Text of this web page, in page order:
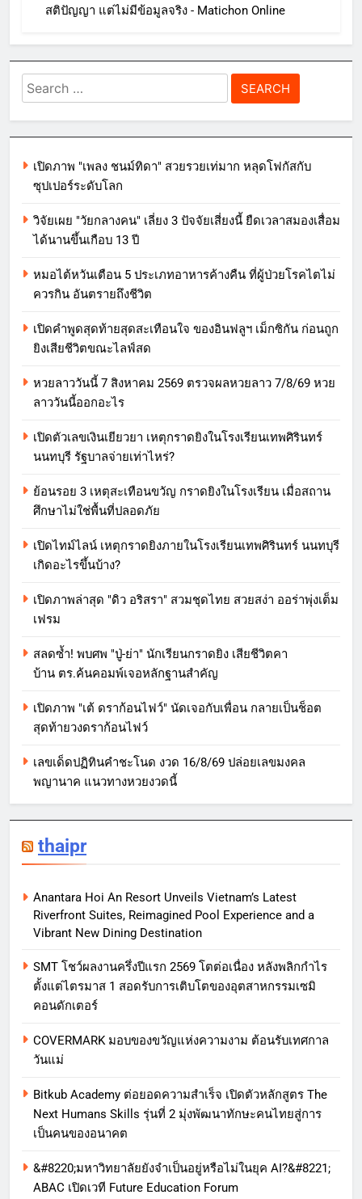
สติปัญญา แต่ไม่มีข้อมูลจริง - Matichon Online
Search
for:
เปิดภาพ "เพลง ชนม์ทิดา" สวยรวยเท่มาก หลุดโฟกัสกับ
ซุปเปอร์ระดับโลก
วิจัยเผย "วัยกลางคน" เลี่ยง 3 ปัจจัยเสี่ยงนี้ ยืดเวลาสมองเสื่อม
ได้นานขึ้นเกือบ 13 ปี
หมอไต้หวันเตือน 5 ประเภทอาหารค้างคืน ที่ผู้ป่วยโรคไตไม่
ควรกิน อันตรายถึงชีวิต
เปิดคำพูดสุดท้ายสุดสะเทือนใจ ของอินฟลูฯ เม็กซิกัน ก่อนถูก
ยิงเสียชีวิตขณะไลฟ์สด
หวยลาววันนี้ 7 สิงหาคม 2569 ตรวจผลหวยลาว 7/8/69 หวย
ลาววันนี้ออกอะไร
เปิดตัวเลขเงินเยียวยา เหตุกราดยิงในโรงเรียนเทพศิรินทร์
นนทบุรี รัฐบาลจ่ายเท่าไหร่?
ย้อนรอย 3 เหตุสะเทือนขวัญ กราดยิงในโรงเรียน เมื่อสถาน
ศึกษาไม่ใช่พื้นที่ปลอดภัย
เปิดไทม์ไลน์ เหตุกราดยิงภายในโรงเรียนเทพศิรินทร์ นนทบุรี
เกิดอะไรขึ้นบ้าง?
เปิดภาพล่าสุด "ดิว อริสรา" สวมชุดไทย สวยสง่า ออร่าพุ่งเต็ม
เฟรม
สลดซ้ำ! พบศพ "ปู่-ย่า" นักเรียนกราดยิง เสียชีวิตคา
บ้าน ตร.ค้นคอมพ์เจอหลักฐานสำคัญ
เปิดภาพ "เต้ ดราก้อนไฟว์" นัดเจอกับเพื่อน กลายเป็นช็อต
สุดท้ายวงดราก้อนไฟว์
เลขเด็ดปฏิทินคำชะโนด งวด 16/8/69 ปล่อยเลขมงคล
พญานาค แนวทางหวยงวดนี้
thaipr
Anantara Hoi An Resort Unveils Vietnam’s Latest
Riverfront Suites, Reimagined Pool Experience and a
Vibrant New Dining Destination
SMT โชว์ผลงานครึ่งปีแรก 2569 โตต่อเนื่อง หลังพลิกกำไร
ตั้งแต่ไตรมาส 1 สอดรับการเติบโตของอุตสาหกรรมเซมิ
คอนดักเตอร์
COVERMARK มอบของขวัญแห่งความงาม ต้อนรับเทศกาล
วันแม่
Bitkub Academy ต่อยอดความสำเร็จ เปิดตัวหลักสูตร The
Next Humans Skills รุ่นที่ 2 มุ่งพัฒนาทักษะคนไทยสู่การ
เป็นคนของอนาคต
&#8220;มหาวิทยาลัยยังจำเป็นอยู่หรือไม่ในยุค AI?&#8221;
ABAC เปิดเวที Future Education Forum